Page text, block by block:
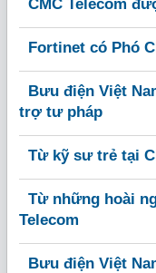
CMC Telecom
Fortinet có Phó
Bưu điện Việt
trợ tư pháp
Từ kỹ sư trẻ tại
Từ những hoài
Telecom
Bưu điện Việt